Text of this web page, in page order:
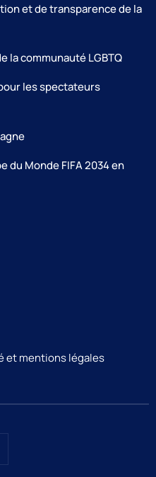
et de transparence de la
la communauté LGBTQ
les spectateurs
du Monde FIFA 2034 en
et mentions légales